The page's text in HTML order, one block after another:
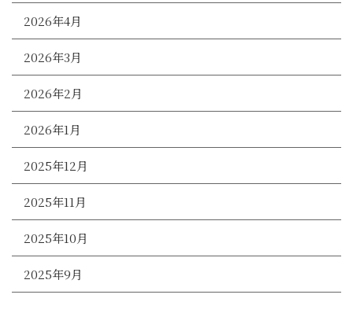
2026年4月
2026年3月
2026年2月
2026年1月
2025年12月
2025年11月
2025年10月
2025年9月